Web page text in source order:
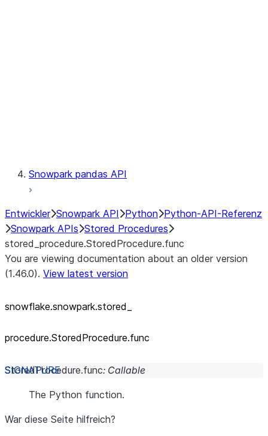
Snowpark pandas API
Entwickler Snowpark API Python Python-API-Referenz
Snowpark APIs Stored Procedures
stored_procedure.StoredProcedure.func
You are viewing documentation about an older version
(1.46.0). View latest version
snowflake.snowpark.stored_
procedure.StoredProcedure.func
StoredProcedure.func: Callable
The Python function.
War diese Seite hilfreich?